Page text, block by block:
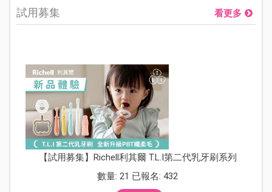
試用募集 看更多
【試用募集】Richell利其爾 T.L.I第二代乳牙刷系列
數量: 21 已報名: 432